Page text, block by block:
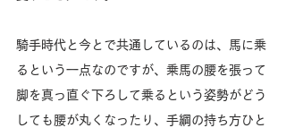
騎手時代と今とで共通しているのは、馬に乗
るという一点なのですが、乗馬の腰を張って
脚を真っ直ぐ下ろして乗るという姿勢がどう
しても腰が丸くなったり、手綱の持ち方ひと